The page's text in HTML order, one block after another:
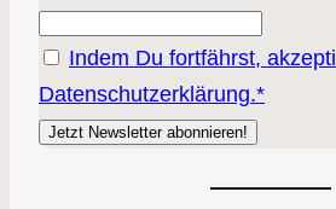
Indem Du fortfährst,
Datenschutzerklärung.*